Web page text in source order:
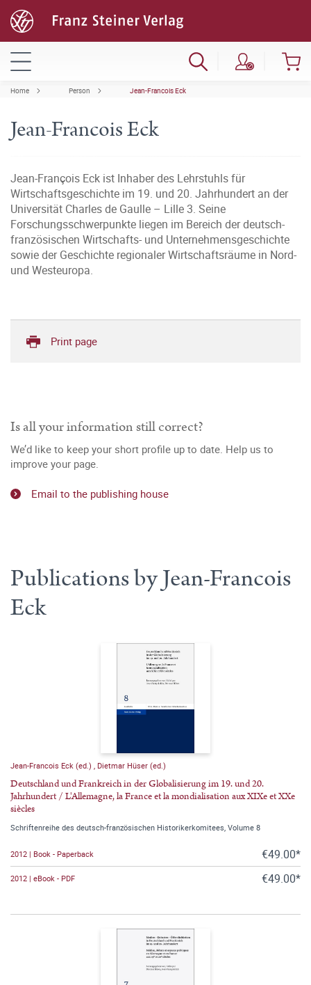
Home Person Jean-Francois Eck
Jean-Francois Eck
Jean-François Eck ist Inhaber des Lehrstuhls für
Wirtschaftsgeschichte im 19. und 20. Jahrhundert an der
Universität Charles de Gaulle – Lille 3. Seine
Forschungsschwerpunkte liegen im Bereich der deutsch-
französischen Wirtschafts- und Unternehmensgeschichte
sowie der Geschichte regionaler Wirtschaftsräume in Nord-
und Westeuropa.
Print page
Is all your information still correct?
We’d like to keep your short profile up to date. Help us to
improve your page.
Email to the publishing house
Publications by Jean-Francois
Eck
Jean-Francois Eck (ed.) Dietmar Hüser (ed.)
Deutschland und Frankreich in der Globalisierung im 19. und 20.
Jahrhundert / L'Allemagne, la France et la mondialisation aux XIXe et XXe
siècles
Schriftenreihe des deutsch-französischen Historikerkomitees, Volume 8
2012 | Book - Paperback €49.00*
2012 | eBook - PDF €49.00*